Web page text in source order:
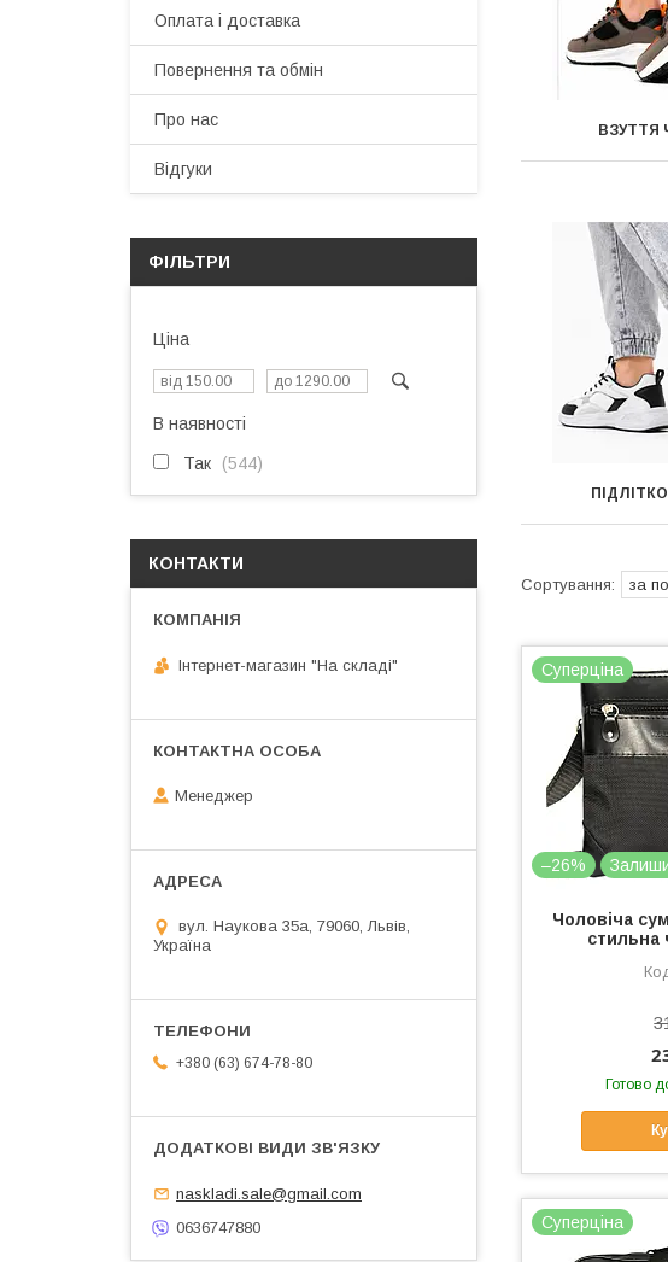
ВЗУТТЯ
Суперціна
–26%
Чоловіча
стильна
Готово
Суперціна
Оплата і доставка
Повернення та обмін
Про нас
Відгуки
ФІЛЬТРИ
Ціна
В наявності
Так 544
КОНТАКТИ
Інтернет-магазин "На складі"
Менеджер
вул. Наукова 35а, 79060, Львів,
Україна
+380 (63) 674-78-80
naskladi.sale@gmail.com
0636747880